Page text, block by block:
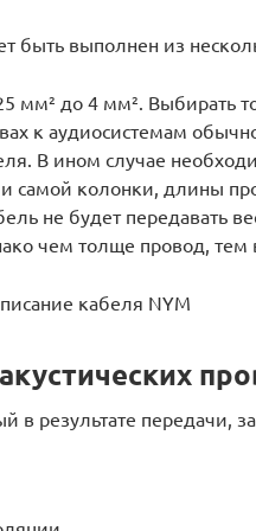
быть выполнен из
мм² до 4 мм². Выбирать
к аудиосистемам
В ином случае
самой колонки, длины
не будет передавать
чем толще провод, тем
кабеля NYM
в результате передачи,